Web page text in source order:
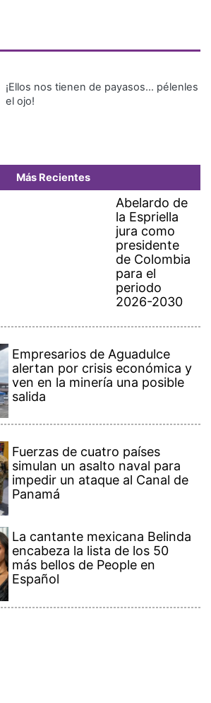
¡Ellos nos tienen de payasos… pélenles
el ojo!
Más Recientes
Abelardo de
la Espriella
jura como
presidente
de Colombia
para el
periodo
2026-2030
Empresarios de Aguadulce
alertan por crisis económica y
ven en la minería una posible
salida
Fuerzas de cuatro países
simulan un asalto naval para
impedir un ataque al Canal de
Panamá
La cantante mexicana Belinda
encabeza la lista de los 50
más bellos de People en
Español